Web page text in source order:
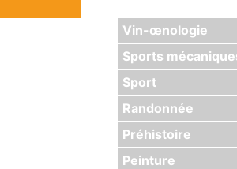
Vin-œnologie
Sports
Sport
Randonnée
Préhistoire
Peinture